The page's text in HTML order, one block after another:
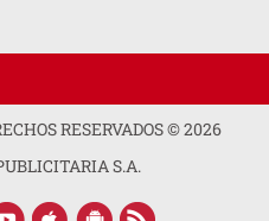
RESERVADOS ©2026
S.A.